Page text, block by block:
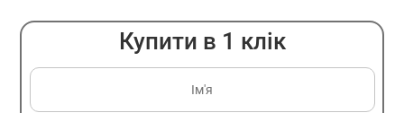
Купити в 1 клік